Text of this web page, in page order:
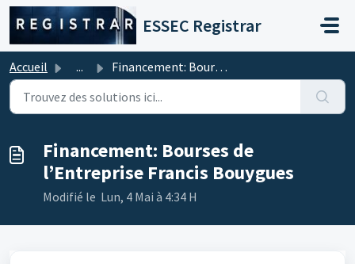
Passer au contenu principal
ESSEC Registrar
Accueil ... Financement: Bourses de l’Entreprise Francis Bouygues
Financement: Bourses de
l’Entreprise Francis Bouygues
Modifié le Lun, 4 Mai à 4:34 H